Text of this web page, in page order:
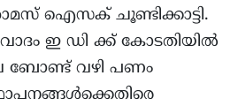
തോമസ് ഐസക് ചൂണ്ടിക്കാട്ടി.
ഇ ഡി ക്ക് കോടതിയിൽ
ബോണ്ട് വഴി പണം